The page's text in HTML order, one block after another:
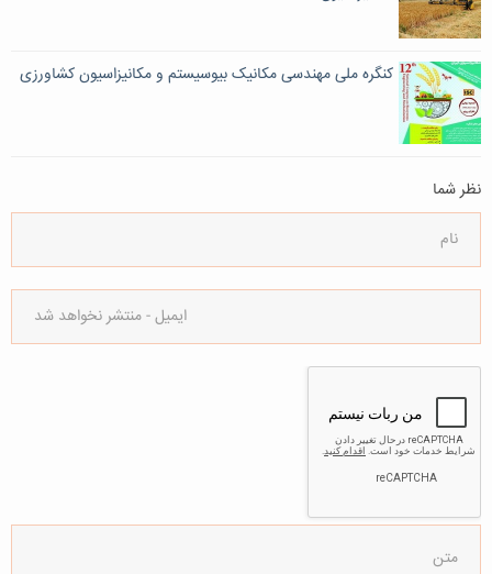
‌کنگره ملی مهندسی مکانیک بیوسیستم و مکانیزاسیون کشاورزی‌
نظر شما